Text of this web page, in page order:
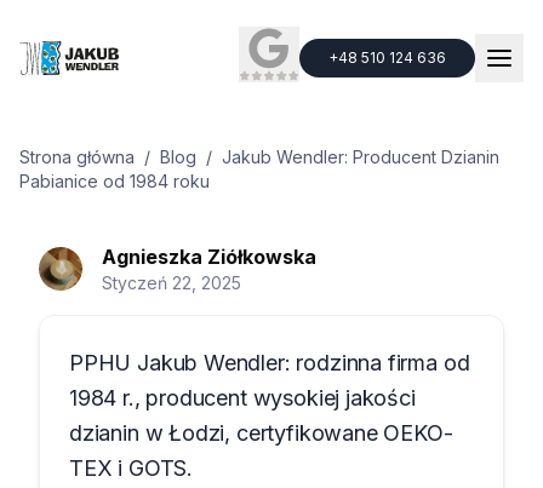
+48 510 124 636
+48 510 124 636
Strona główna / Blog / Jakub Wendler: Producent Dzianin
Pabianice od 1984 roku
Nowości
Jakub Wendler: Producent
Dzianin Pabianice od 1984 roku
Agnieszka Ziółkowska
Styczeń 22, 2025
PPHU Jakub Wendler: rodzinna firma od
1984 r., producent wysokiej jakości
dzianin w Łodzi, certyfikowane OEKO-
TEX i GOTS.